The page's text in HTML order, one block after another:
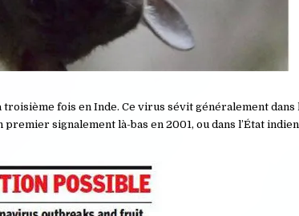
fois en Inde. Ce virus sévit généralement
signalement là-bas en 2001, ou dans l’État